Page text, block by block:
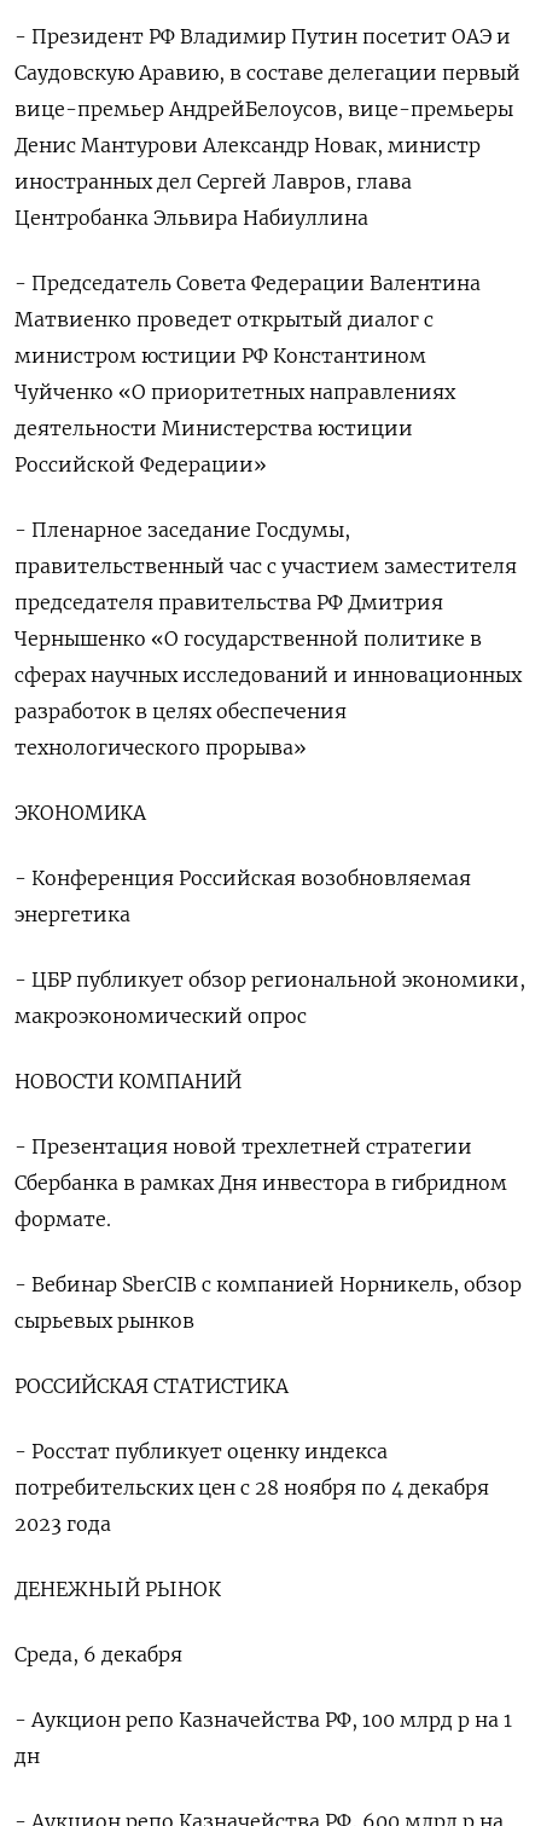
- Президент РФ Владимир Путин посетит ОАЭ и
Саудовскую Аравию, в составе делегации первый
вице-премьер АндрейБелоусов, вице-премьеры
Денис Мантурови Александр Новак, министр
иностранных дел Сергей Лавров, глава
Центробанка Эльвира Набиуллина
- Председатель Совета Федерации Валентина
Матвиенко проведет открытый диалог с
министром юстиции РФ Константином
Чуйченко «О приоритетных направлениях
деятельности Министерства юстиции
Российской Федерации»
- Пленарное заседание Госдумы,
правительственный час с участием заместителя
председателя правительства РФ Дмитрия
Чернышенко «О государственной политике в
сферах научных исследований и инновационных
разработок в целях обеспечения
технологического прорыва»
ЭКОНОМИКА
- Конференция Российская возобновляемая
энергетика
- ЦБР публикует обзор региональной экономики,
макроэкономический опрос
НОВОСТИ КОМПАНИЙ
- Презентация новой трехлетней стратегии
Сбербанка в рамках Дня инвестора в гибридном
формате.
- Вебинар SberCIB с компанией Норникель, обзор
сырьевых рынков
РОССИЙСКАЯ СТАТИСТИКА
- Росстат публикует оценку индекса
потребительских цен с 28 ноября по 4 декабря
2023 года
ДЕНЕЖНЫЙ РЫНОК
Среда, 6 декабря
- Аукцион репо Казначейства РФ, 100 млрд р на 1
дн